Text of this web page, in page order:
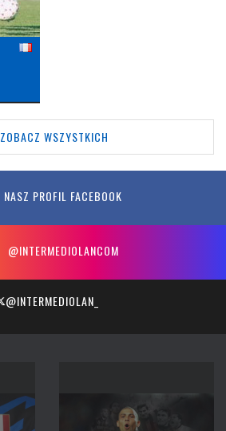
ZOBACZ WSZYSTKICH
NASZ PROFIL FACEBOOK
@INTERMEDIOLANCOM
@INTERMEDIOLAN_